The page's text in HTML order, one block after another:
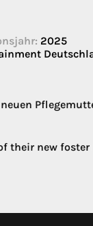
2025
their new foster